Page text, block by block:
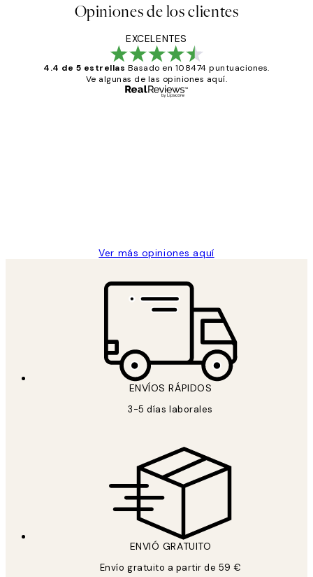
Opiniones de los clientes
EXCELENTES
4.4 de 5 estrellas Basado en 108474 puntuaciones.
Ve algunas de las opiniones aquí.
Ver más opiniones aquí
ENVÍOS RÁPIDOS
3-5 días laborales
ENVIÓ GRATUITO
Envío gratuito a partir de 59 €